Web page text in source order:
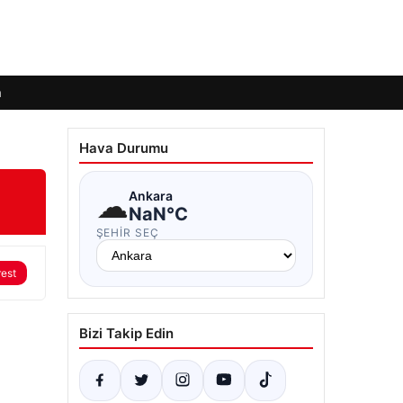
Hava Durumu
☁Ankara
NaN°C
ŞEHIR SEÇ
Bizi Takip Edin